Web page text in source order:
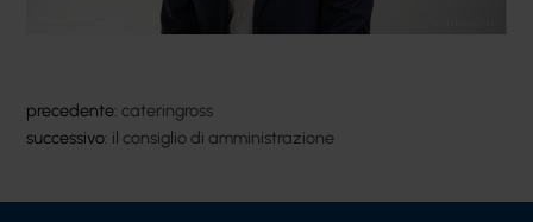
precedente:cateringross
successivo: il consiglio di amministrazione